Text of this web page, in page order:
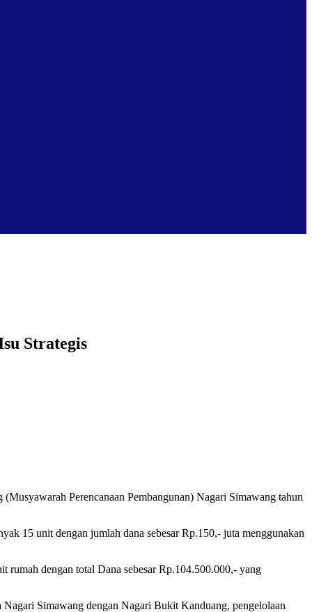
Strategis
Perencanaan Pembangunan) Nagari Simawang tahun
15 unit dengan jumlah dana sebesar Rp.150,- juta menggunakan
dengan total Dana sebesar Rp.104.500.000,- yang
Simawang dengan Nagari Bukit Kanduang, pengelolaan